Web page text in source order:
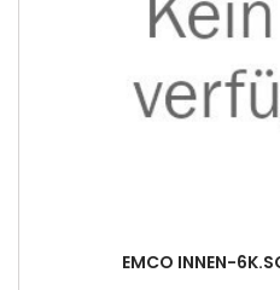
EMCO INNEN-